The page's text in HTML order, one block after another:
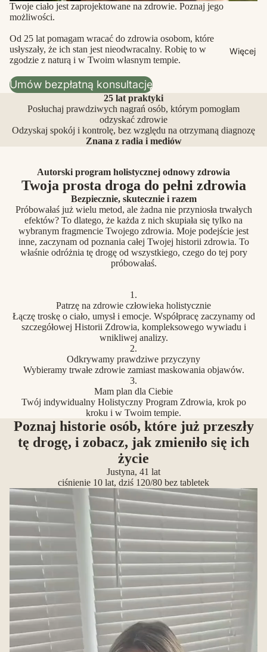
Więcej
Twoje ciało jest zaprojektowane na zdrowie. Poznaj jego
możliwości.
Od 25 lat pomagam wracać do zdrowia osobom, które
usłyszały, że ich stan jest nieodwracalny. Robię to w
zgodzie z naturą i w Twoim własnym tempie.
Umów bezpłatną konsultację
25 lat praktyki
Posłuchaj prawdziwych nagrań osób, którym pomogłam
odzyskać zdrowie
Odzyskaj spokój i kontrolę, bez względu na otrzymaną diagnozę
Znana z radia i mediów
Autorski program holistycznej odnowy zdrowia
Twoja prosta droga do pełni zdrowia
Bezpiecznie, skutecznie i razem
Próbowałaś już wielu metod, ale żadna nie przyniosła trwałych
efektów? To dlatego, że każda z nich skupiała się tylko na
wybranym fragmencie Twojego zdrowia. Moje podejście jest
inne, zaczynam od poznania całej Twojej historii zdrowia. To
właśnie odróżnia tę drogę od wszystkiego, czego do tej pory
próbowałaś.
1.
Patrzę na zdrowie człowieka holistycznie
Łączę troskę o ciało, umysł i emocje. Współpracę zaczynamy od
szczegółowej Historii Zdrowia, kompleksowego wywiadu i
wnikliwej analizy.
2.
Odkrywamy prawdziwe przyczyny
Wybieramy trwałe zdrowie zamiast maskowania objawów.
3.
Mam plan dla Ciebie
Twój indywidualny Holistyczny Program Zdrowia, krok po
kroku i w Twoim tempie.
Poznaj historie osób, które już przeszły
tę drogę, i zobacz, jak zmieniło się ich
życie
Justyna, 41 lat
ciśnienie 10 lat, dziś 120/80 bez tabletek